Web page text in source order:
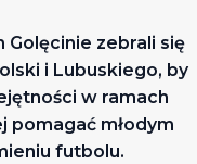
zebrali się
i Lubuskiego, by
w ramach
pomagać młodym
futbolu.